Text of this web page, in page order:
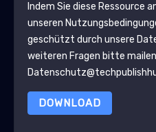
Indem Sie diese Ressource
unseren
geschützt durch unsere
weiteren Fragen bitte mailen
DOWNLOAD